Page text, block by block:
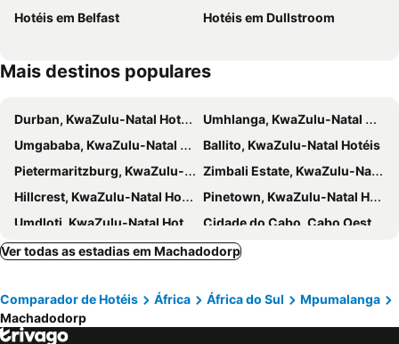
Hotéis em Belfast
Hotéis em Dullstroom
Mais destinos populares
Durban, KwaZulu-Natal Hotéis
Umhlanga, KwaZulu-Natal Hotéis
Umgababa, KwaZulu-Natal Hotéis
Ballito, KwaZulu-Natal Hotéis
Pietermaritzburg, KwaZulu-Natal Hotéis
Zimbali Estate, KwaZulu-Natal Hotéis
Hillcrest, KwaZulu-Natal Hotéis
Pinetown, KwaZulu-Natal Hotéis
Umdloti, KwaZulu-Natal Hotéis
Cidade do Cabo, Cabo Oeste Hotéis
Joanesburgo, Gauteng Hotéis
Nelspruit, Mpumalanga Hotéis
Pretoria, Gauteng Hotéis
Pilanesberg National Park, North West Hotéis
Kruger National Park, Limpopo Hotéis
Ver todas as estadias em Machadodorp
Comparador de Hotéis África África do Sul
Mpumalanga
Machadodorp